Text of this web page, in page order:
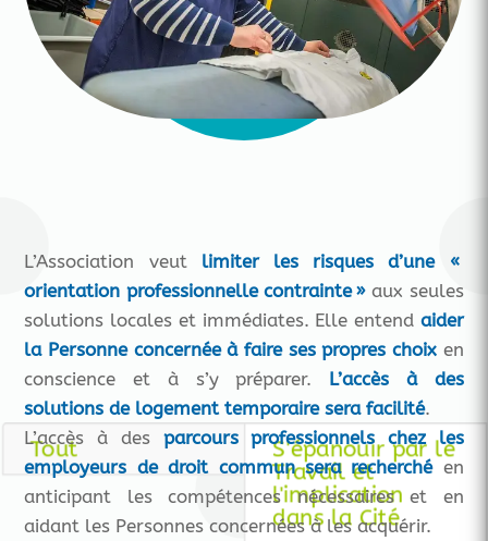
L’Association veut limiter les risques d’une «
orientation professionnelle contrainte » aux seules
solutions locales et immédiates. Elle entend aider
la Personne concernée à faire ses propres choixen
conscience et à s’y préparer. L’accès à des
solutions de logement temporaire sera facilité.
L’accès à des parcours professionnels chez les
employeurs de droit commun sera recherchéen
anticipant les compétences nécessaires et en
aidant les Personnes concernées à les acquérir.
Tout S'épanouir par le
Travail et
l'implication
dans la Cité